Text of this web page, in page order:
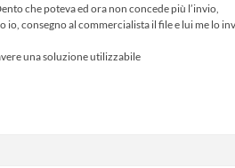
che poteva ed ora non concede più l’invio,
consegno al commercialista il file e lui me lo
una soluzione utilizzabile